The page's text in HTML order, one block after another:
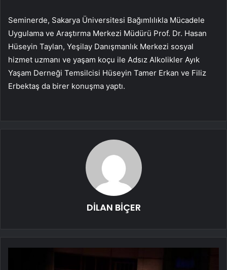
Seminerde, Sakarya Üniversitesi Bağımlılıkla Mücadele
Uygulama ve Araştırma Merkezi Müdürü Prof. Dr. Hasan
Hüseyin Taylan, Yeşilay Danışmanlık Merkezi sosyal
hizmet uzmanı ve yaşam koçu ile Adsız Alkolikler Ayık
Yaşam Derneği Temsilcisi Hüseyin Tamer Erkan ve Filiz
Erbektaş da birer konuşma yaptı.
DİLAN BİÇER